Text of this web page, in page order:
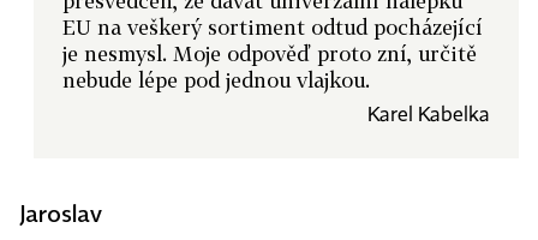
EU na veškerý sortiment odtud pocházející
je nesmysl. Moje odpověď proto zní, určitě
nebude lépe pod jednou vlajkou.
Karel Kabelka
Jaroslav